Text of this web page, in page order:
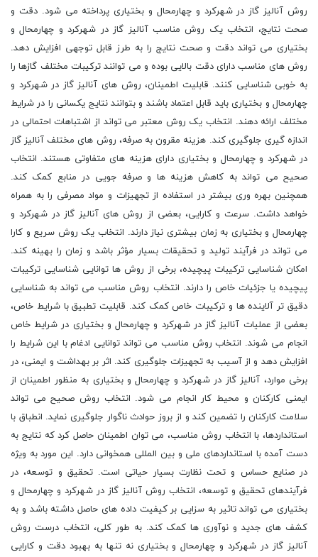
روش آنالیز گاز در شهرکرد و چهارمحال و بختیاری پرداخته می شود. دقت و
صحت نتایج، انتخاب یک روش مناسب آنالیز گاز در شهرکرد و چهارمحال و
بختیاری می تواند دقت و صحت نتایج را به طرز قابل توجهی افزایش دهد.
روش های مناسب دارای دقت بالایی بوده و می توانند ترکیبات مختلف گازها را
به خوبی شناسایی کنند. قابلیت اطمینان، روش های آنالیز گاز در شهرکرد و
چهارمحال و بختیاری باید قابل اعتماد باشند و بتوانند نتایج یکسانی را در شرایط
مختلف ارائه دهند. انتخاب یک روش معتبر می تواند از اشتباهات احتمالی در
اندازه گیری جلوگیری کند. هزینه مقرون به صرفه، روش های مختلف آنالیز گاز
در شهرکرد و چهارمحال و بختیاری دارای هزینه های متفاوتی هستند. انتخاب
صحیح می تواند به کاهش هزینه ها و صرفه جویی در منابع کمک کند.
همچنین بهره وری بیشتر در استفاده از تجهیزات و مواد مصرفی را به همراه
خواهد داشت. سرعت و کارایی، بعضی از روش های آنالیز گاز در شهرکرد و
چهارمحال و بختیاری به زمان بیشتری نیاز دارند. انتخاب یک روش سریع و کارا
می تواند در فرآیند تولید و تحقیقات بسیار مؤثر باشد و زمان را بهینه کند.
امکان شناسایی ترکیبات پیچیده، برخی از روش ها توانایی شناسایی ترکیبات
پیچیده یا جزئیات خاص را دارند. انتخاب روش مناسب می تواند به شناسایی
دقیق تر آلاینده ها و ترکیبات خاص کمک کند. قابلیت تطبیق با شرایط خاص،
بعضی از عملیات آنالیز گاز در شهرکرد و چهارمحال و بختیاری در شرایط خاص
انجام می شوند. انتخاب روش مناسب می تواند توانایی ادغام با این شرایط را
افزایش دهد و از آسیب به تجهیزات جلوگیری کند. اثر بر بهداشت و ایمنی، در
برخی موارد، آنالیز گاز در شهرکرد و چهارمحال و بختیاری به منظور اطمینان از
ایمنی کارکنان و محیط کار انجام می شود. انتخاب روش صحیح می تواند
سلامت کارکنان را تضمین کند و از بروز حوادث ناگوار جلوگیری نماید. انطباق با
استانداردها، با انتخاب روش مناسب، می توان اطمینان حاصل کرد که نتایج به
دست آمده با استانداردهای ملی و بین المللی همخوانی دارد. این مورد به ویژه
در صنایع حساس و تحت نظارت بسیار حیاتی است. تحقیق و توسعه، در
فرآیندهای تحقیق و توسعه، انتخاب روش آنالیز گاز در شهرکرد و چهارمحال و
بختیاری می تواند تاثیر به سزایی بر کیفیت داده های حاصل داشته باشد و به
کشف های جدید و نوآوری ها کمک کند. به طور کلی، انتخاب درست روش
آنالیز گاز در شهرکرد و چهارمحال و بختیاری نه تنها به بهبود دقت و کارایی